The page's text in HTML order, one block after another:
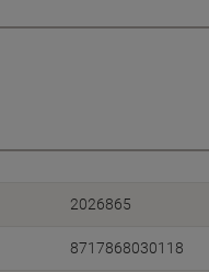
2026865
8717868030118